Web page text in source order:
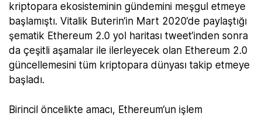
kriptopara ekosisteminin gündemini meşgul etmeye
başlamıştı. Vitalik Buterin’in Mart 2020’de paylaştığı
şematik Ethereum 2.0 yol haritası tweet’inden sonra
da çeşitli aşamalar ile ilerleyecek olan Ethereum 2.0
güncellemesini tüm kriptopara dünyası takip etmeye
başladı.
Birincil öncelikte amacı, Ethereum’un işlem